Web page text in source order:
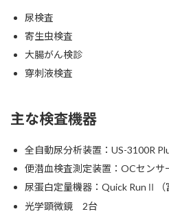
尿検査
寄生虫検査
大腸がん検診
穿刺液検査
主な検査機器
全自動尿分析装置：US-3100R
便潜血検査測定装置：OCセンサ
尿蛋白定量機器：Quick RunⅡ（
光学顕微鏡 2台